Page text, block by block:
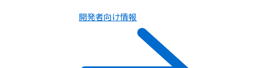
開発者向け情報